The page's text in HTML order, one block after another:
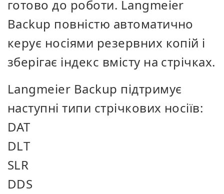
готово до роботи. Langmeier
Backup повністю автоматично
керує носіями резервних копій і
зберігає індекс вмісту на стрічках.
Langmeier Backup підтримує
наступні типи стрічкових носіїв:
DAT
DLT
SLR
DDS